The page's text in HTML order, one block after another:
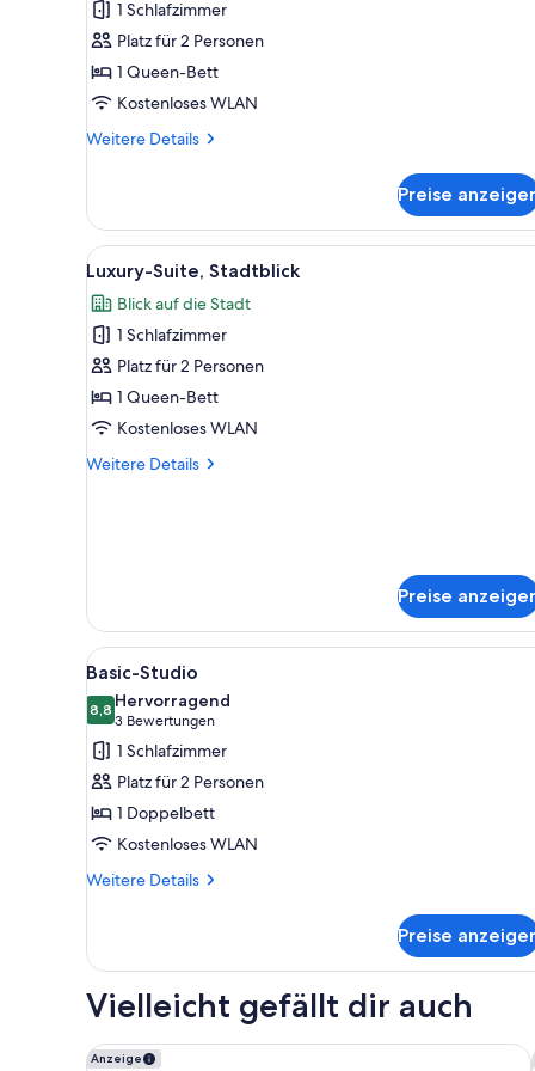
Queen-
Bett
anzeigen
1 Schlafzimmer
Platz für 2 Personen
1 Queen-Bett
Kostenloses WLAN
Weitere Details
Weitere
1
Queen-
Bett
Preise
Alle
Fotos
für
Luxury-
Suite,
Stadtblick
anzeigen
Ein modernes Schlafzimmer
7
Luxury-Suite, Stadtblick
Blick auf die Stadt
1 Schlafzimmer
Platz für 2 Personen
1 Queen-Bett
Kostenloses WLAN
Weitere Details
Weitere
Preise
Alle
Fotos
für
Basic-
Studio
anzeigen
Ein Hotelzimmer mit Bett,
4
Basic-Studio
8,88,8 von 10
Hervorragend
3 Bewertungen
(3
Bewertungen)
1 Schlafzimmer
Platz für 2 Personen
1 Doppelbett
Kostenloses WLAN
Weitere Details
Weitere
Studio
Preise
Vielleicht gefällt dir auch
Anzeige
Cresta Grande Cape Town